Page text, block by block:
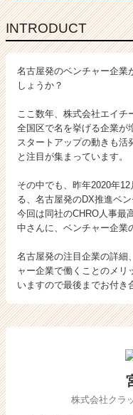
D
X
推
ン
チ
ャ
ー
新
卒
で
ベ
チ
ャ
ー
す
リ
INTRODUCT
名古屋発のベンチャー企業
しょうか？
ここ数年、株式会社エイチ
全国区で名を挙げる企業が
スタートアップの動きも活
と注目が集まっています。
その中でも、昨年2020年
る、名古屋発のDX推進ベ
今回は同社のCHRO人事最
中さんに、ベンチャー企業
名古屋発の注目企業の詳細
ャー企業で働くことのメリ
いますので最後までお付き
株式会社クラ